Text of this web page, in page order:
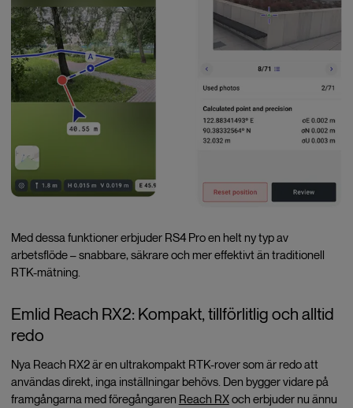
Med dessa funktioner erbjuder RS4 Pro en helt ny typ av
arbetsflöde – snabbare, säkrare och mer effektivt än traditionell
RTK-mätning.
Emlid Reach RX2: Kompakt, tillförlitlig och alltid
redo
Nya Reach RX2 är en ultrakompakt RTK-rover som är redo att
användas direkt, inga inställningar behövs. Den bygger vidare på
framgångarna med föregångaren Reach RXoch erbjuder nu ännu